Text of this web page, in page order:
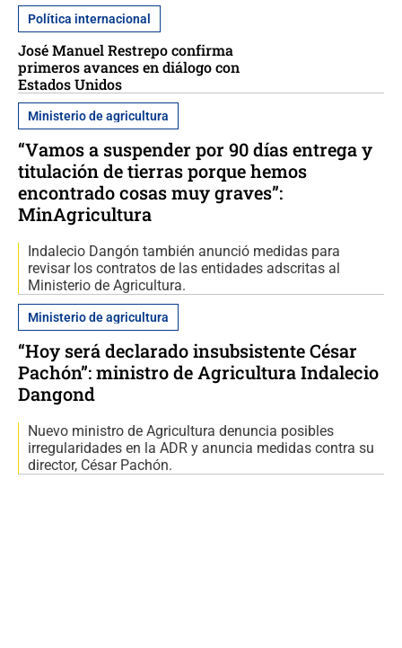
Política internacional
José Manuel Restrepo confirma
primeros avances en diálogo con
Estados Unidos
Ministerio de agricultura
“Vamos a suspender por 90 días entrega y
titulación de tierras porque hemos
encontrado cosas muy graves”:
MinAgricultura
Indalecio Dangón también anunció medidas para
revisar los contratos de las entidades adscritas al
Ministerio de Agricultura.
Ministerio de agricultura
“Hoy será declarado insubsistente César
Pachón”: ministro de Agricultura Indalecio
Dangond
Nuevo ministro de Agricultura denuncia posibles
irregularidades en la ADR y anuncia medidas contra su
director, César Pachón.